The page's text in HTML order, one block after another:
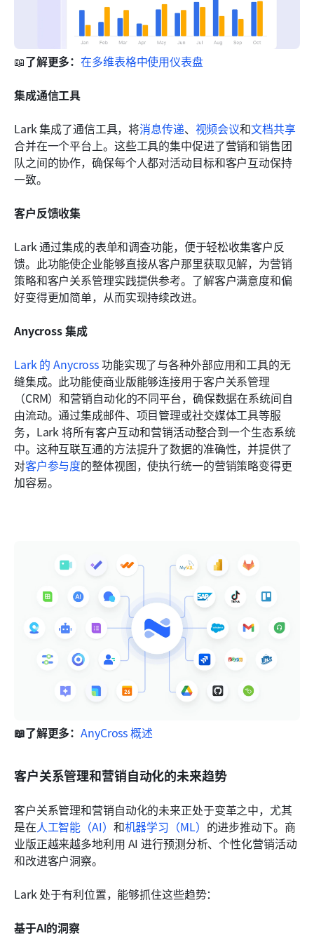
📖了解更多：在多维表格中使用仪表盘
集成通信工具
Lark 集成了通信工具，将消息传递、 视频会议和文档共享
合并在一个平台上。这些工具的集中促进了营销和销售团
队之间的协作，确保每个人都对活动目标和客户互动保持
一致。
客户反馈收集
Lark 通过集成的表单和调查功能，便于轻松收集客户反
馈。此功能使企业能够直接从客户那里获取见解，为营销
策略和客户关系管理实践提供参考。了解客户满意度和偏
好变得更加简单，从而实现持续改进。
Anycross 集成
Lark 的 Anycross 功能实现了与各种外部应用和工具的无
缝集成。此功能使商业版能够连接用于客户关系管理
（CRM）和营销自动化的不同平台，确保数据在系统间自
由流动。通过集成邮件、项目管理或社交媒体工具等服
务，Lark 将所有客户互动和营销活动整合到一个生态系统
中。这种互联互通的方法提升了数据的准确性，并提供了
对客户参与度的整体视图，使执行统一的营销策略变得更
加容易。
📖了解更多：AnyCross 概述
客户关系管理和营销自动化的未来趋势
客户关系管理和营销自动化的未来正处于变革之中，尤其
是在人工智能（AI） 和机器学习（ML） 的进步推动下。商
业版正越来越多地利用 AI 进行预测分析、个性化营销活动
和改进客户洞察。
Lark 处于有利位置，能够抓住这些趋势：
基于AI的洞察